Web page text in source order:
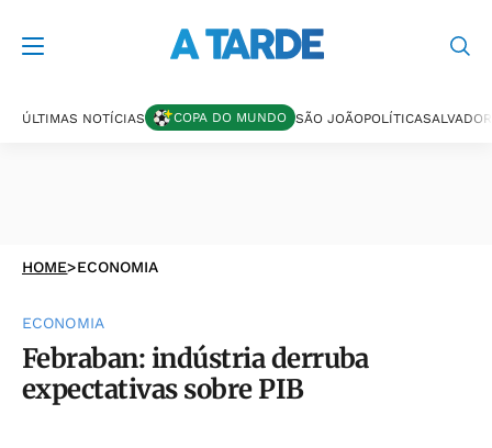
ÚLTIMAS NOTÍCIAS COPA DO MUNDO SÃO JOÃOPOLÍTICASALVADOR
HOME>ECONOMIA
ECONOMIA
Febraban: indústria derruba
expectativas sobre PIB